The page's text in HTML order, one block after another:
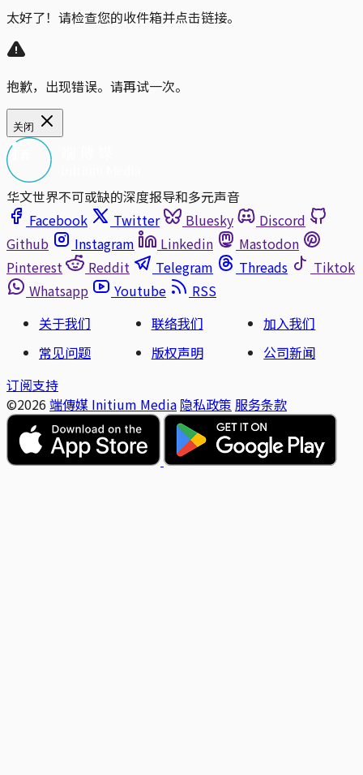
太好了！请检查您的收件箱并点击链接。
抱歉，出现错误。请再试一次。
关闭
华文世界不可或缺的深度报导和多元声音
Facebook
Twitter Bluesky
Discord
Github
Instagram Linkedin
Mastodon
Pinterest
Reddit Telegram Threads
Tiktok
Whatsapp
Youtube
RSS
关于我们
联络我们
加入我们
常见问题
版权声明
公司新闻
订阅支持
©2026 端傳媒 Initium Media 隐私政策 服务条款